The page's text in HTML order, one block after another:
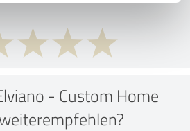
- Custom Home